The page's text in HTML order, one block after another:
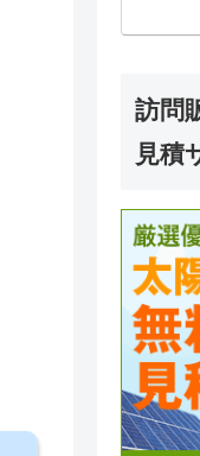
訪問
見積